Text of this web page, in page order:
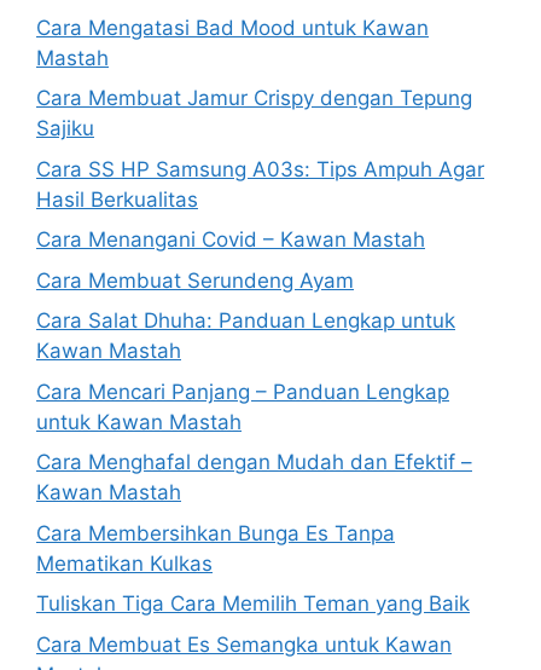
Cara Mengatasi Bad Mood untuk Kawan
Mastah
Cara Membuat Jamur Crispy dengan Tepung
Sajiku
Cara SS HP Samsung A03s: Tips Ampuh Agar
Hasil Berkualitas
Cara Menangani Covid – Kawan Mastah
Cara Membuat Serundeng Ayam
Cara Salat Dhuha: Panduan Lengkap untuk
Kawan Mastah
Cara Mencari Panjang – Panduan Lengkap
untuk Kawan Mastah
Cara Menghafal dengan Mudah dan Efektif –
Kawan Mastah
Cara Membersihkan Bunga Es Tanpa
Mematikan Kulkas
Tuliskan Tiga Cara Memilih Teman yang Baik
Cara Membuat Es Semangka untuk Kawan